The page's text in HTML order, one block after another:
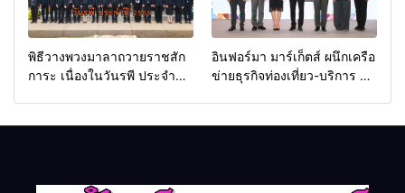
พิธีวางพวงมาลาถวายราชสัก
การะ เนื่องในวันรพี ประจำปี
อินฟอร์มา มาร์เก็ตส์ ผนึกเครือ
ข่ายธุรกิจท่องเที่ยว-บริการ จัด